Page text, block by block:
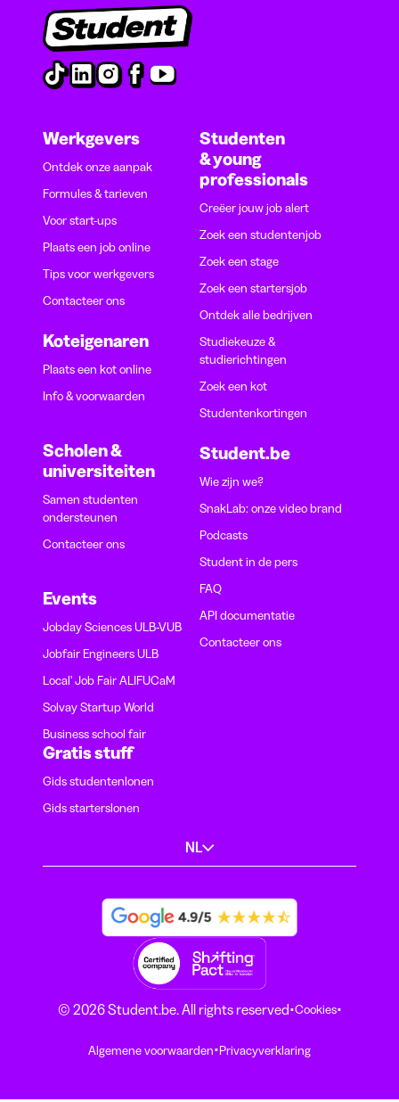
Werkgevers
Ontdek onze aanpak
Formules & tarieven
Voor start-ups
Plaats een job online
Tips voor werkgevers
Contacteer ons
Koteigenaren
Plaats een kot online
Info & voorwaarden
Scholen &
universiteiten
Samen studenten
ondersteunen
Contacteer ons
Events
Jobday Sciences ULB-VUB
Jobfair Engineers ULB
Local' Job Fair ALIFUCaM
Solvay Startup World
Business school fair
Studenten
& young
professionals
Creëer jouw job alert
Zoek een studentenjob
Zoek een stage
Zoek een startersjob
Ontdek alle bedrijven
Studiekeuze &
studierichtingen
Zoek een kot
Studentenkortingen
Student.be
Wie zijn we?
SnakLab: onze video brand
Podcasts
Student in de pers
FAQ
API documentatie
Contacteer ons
Gratis stuff
Gids studentenlonen
Gids starterslonen
NL
© 2026 Student.be. All rights reserved·Cookies·
Algemene voorwaarden·Privacyverklaring